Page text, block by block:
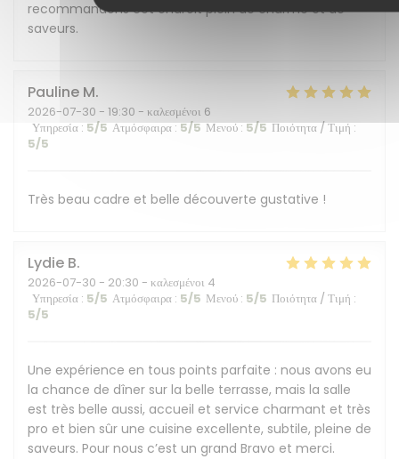
recommandons cet endroit plein de charme et de
saveurs.
Pauline M
2026-07-30 - 19:30 - καλεσμένοι 6
Υπηρεσία : 5/5 Ατμόσφαιρα:5/5 Μενού:5/5 Ποιότητα / Τιμή:
5/5
Très beau cadre et belle découverte gustative !
Lydie B
2026-07-30 - 20:30 - καλεσμένοι 4
Υπηρεσία : 5/5 Ατμόσφαιρα : 5/5 Μενού : 5/5 Ποιότητα / Τιμή :
5/5
Une expérience en tous points parfaite : nous avons eu
la chance de dîner sur la belle terrasse, mais la salle
est très belle aussi, accueil et service charmant et très
pro et bien sûr une cuisine excellente, subtile, pleine de
saveurs. Pour nous c’est un grand Bravo et merci.